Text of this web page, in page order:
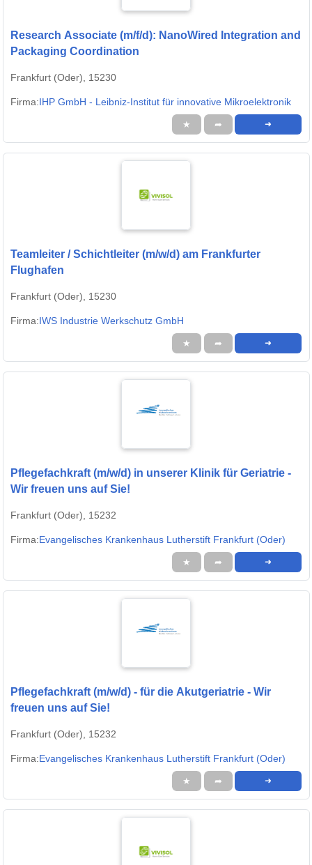
Research Associate (m/f/d): NanoWired Integration and
Packaging Coordination
Frankfurt (Oder), 15230
Firma:IHP GmbH - Leibniz-Institut für innovative Mikroelektronik
★ ➦ ➜
Teamleiter / Schichtleiter (m/w/d) am Frankfurter
Flughafen
Frankfurt (Oder), 15230
Firma:IWS Industrie Werkschutz GmbH
★ ➦ ➜
Pflegefachkraft (m/w/d) in unserer Klinik für Geriatrie -
Wir freuen uns auf Sie!
Frankfurt (Oder), 15232
Firma:Evangelisches Krankenhaus Lutherstift Frankfurt (Oder)
★ ➦ ➜
Pflegefachkraft (m/w/d) - für die Akutgeriatrie - Wir
freuen uns auf Sie!
Frankfurt (Oder), 15232
Firma:Evangelisches Krankenhaus Lutherstift Frankfurt (Oder)
★ ➦ ➜